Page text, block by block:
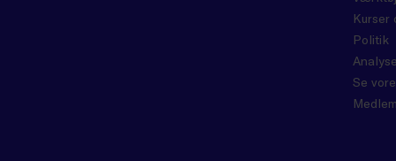
Kurser
Politik
Se